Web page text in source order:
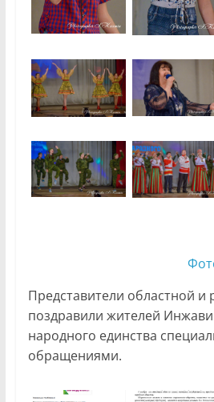
Представители областной и
поздравили жителей
народного единства
обращениями.